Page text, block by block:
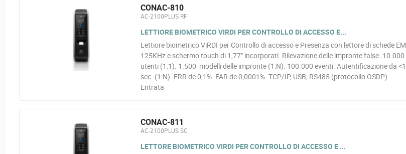
CONAC-810
AC-2100PLUS RF
LETTIORE BIOMETRICO VIRDI PER CONTROLLO DI ACCESSO E...
Lettiore biometrico ViRDI per Controllo di accesso e Presenza con lettore di schede EM
125KHz e schermo touch di 1,77" incorporati. Rilevazione delle impronte false. 10.000
utenti (1:1). 1.500 modelli delle impronte (1:N). 100.000 eventi. Autentificazione da <1
sec. (1:N). FRR de 0,1%. FAR de 0,0001%. TCP/IP, USB, RS485 (protocollo OSDP).
Entrata
CONAC-811
AC-2100PLUS SC
LETTORE BIOMETRICO VIRDI PER CONTROLLO DI ACCESSO E ...